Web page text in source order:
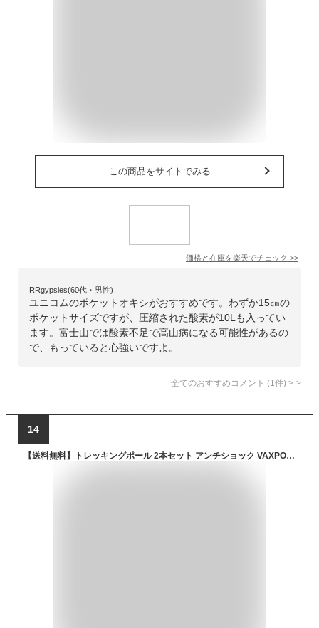
この商品をサイトでみる
価格と在庫を楽天でチェック >>
RRgypsies(60代・男性)
ユニコムのポケットオキシがおすすめです。わずか15㎝の
ポケットサイズですが、圧縮された酸素が10Lも入ってい
ます。富士山では酸素不足で高山病になる可能性があるの
で、もっていると心強いですよ。
全てのおすすめコメント (1 件) >
14
【送料無料】トレッキングポール 2本セット アンチショック VAXPOT(バックスポット) 登山 ステッキ 2本 4段式 VA-8010【アルミ製 トレッキングステッキ トレッキング ポール ストック ステッキ スティック I型 ダブル 登山 アウトドア 富士登山】[返品交換不可]